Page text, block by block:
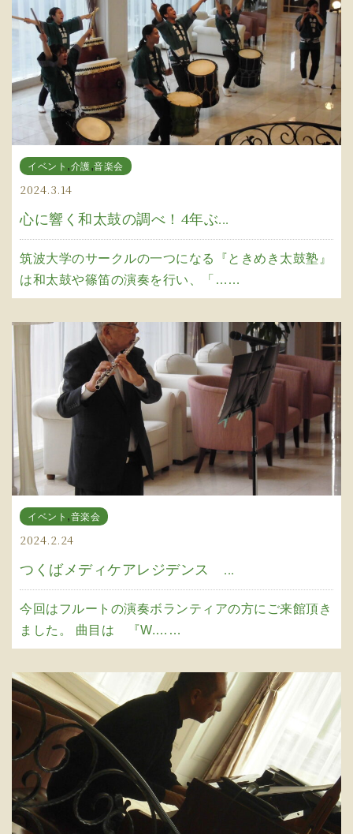
イベント ,介護,音楽会
2024.3.14
心に響く和太鼓の調べ！4年ぶ...
筑波大学のサークルの一つになる『ときめき太鼓塾』
は和太鼓や篠笛の演奏を行い、「……
イベント ,音楽会
2024.2.24
つくばメディケアレジデンス ...
今回はフルートの演奏ボランティアの方にご来館頂き
ました。 曲目は 『W.……